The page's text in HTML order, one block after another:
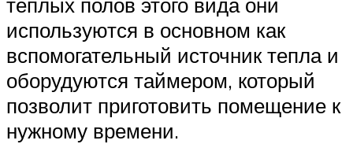
используются в основном как
вспомогательный источник тепла и
оборудуются таймером, который
позволит приготовить помещение к
нужному времени.